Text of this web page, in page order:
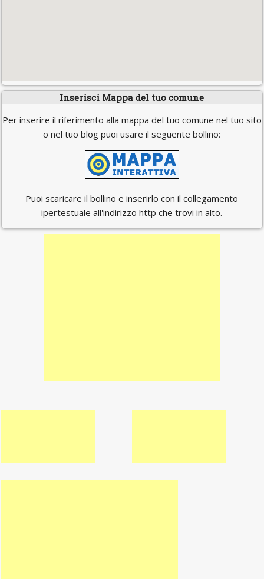
Inserisci Mappa del tuo comune
Per inserire il riferimento alla mappa del tuo comune nel tuo sito
o nel tuo blog puoi usare il seguente bollino:
Puoi scaricare il bollino e inserirlo con il collegamento
ipertestuale all'indirizzo http che trovi in alto.